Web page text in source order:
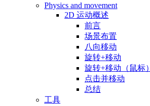
Physics and movement
2D 运动概述
前言
场景布置
八向移动
旋转+移动
旋转+移动（鼠标）
点击并移动
总结
工具